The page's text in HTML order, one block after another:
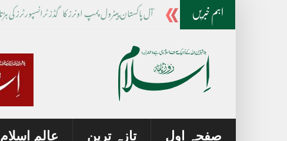
اہم خبریں آپریشن رد الفتنہ،بلوچستان میں فتن_
صفحہ اول تازہ ترین عالم اسلام